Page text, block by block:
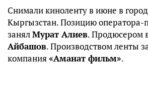
Снимали киноленту в июне в
Кыргызстан. Позицию оператора-
занялМурат Алиев. Продюсером
Айбашов. Производством ленты
компания«Аманат фильм».